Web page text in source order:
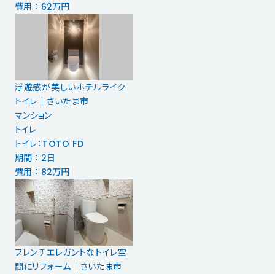
費用 ： 62万円
浮遊感が美しいホテルライク
トイレ｜さいたま市
マンション
トイレ
トイレ：TOTO FD
期間 ： 2日
費用 ： 82万円
フレンチエレガントなトイレ空
間にリフォーム｜さいたま市